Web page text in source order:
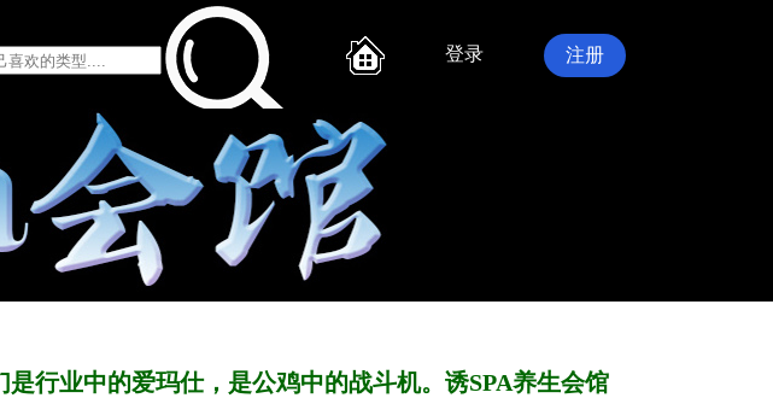
登录 注册
行业中的爱玛仕，是公鸡中的战斗机。诱SPA养生会馆